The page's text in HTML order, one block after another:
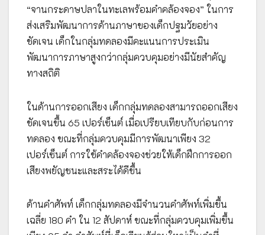
“จานกระดาษปลาในทะเลพร้อมคำคล้องจอง” ในการ
ส่งเสริมพัฒนาการด้านภาษาของเด็กปฐมวัยอย่าง
ชัดเจน เด็กในกลุ่มทดลองมีคะแนนการประเมิน
พัฒนาการภาษาสูงกว่ากลุ่มควบคุมอย่างมีนัยสำคัญ
ทางสถิติ
ในด้านการออกเสียง เด็กกลุ่มทดลองสามารถออกเสียง
ชัดเจนขึ้น 65 เปอร์เซ็นต์ เมื่อเปรียบเทียบกับก่อนการ
ทดลอง ขณะที่กลุ่มควบคุมมีการพัฒนาเพียง 32
เปอร์เซ็นต์ การใช้คำคล้องจองช่วยให้เด็กฝึกการออก
เสียงพยัญชนะและสระได้ดีขึ้น
ด้านคำศัพท์ เด็กกลุ่มทดลองมีจำนวนคำศัพท์เพิ่มขึ้น
เฉลี่ย 180 คำ ใน 12 สัปดาห์ ขณะที่กลุ่มควบคุมเพิ่มขึ้น